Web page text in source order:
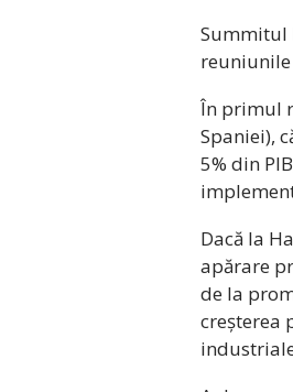
Summitul
reuniunile
În primul
Spaniei),
5% din
Dacă la
apărare
de la
creșterea